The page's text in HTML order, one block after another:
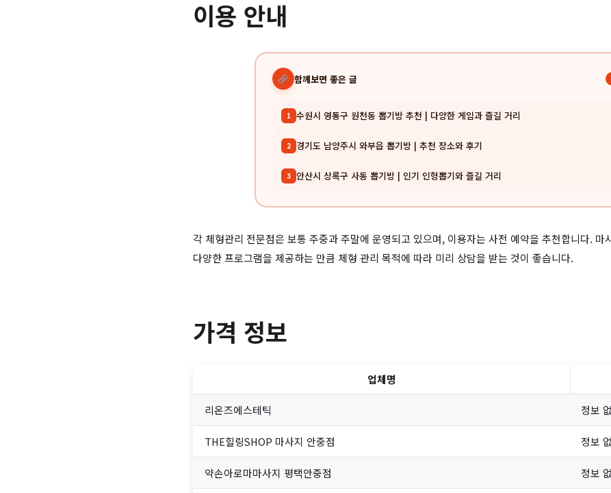
이용 안내
함께보면 좋은 글
1 수원시 영통구 원천동 뽑기방 추천 | 다양한 게임과 즐길 거리
2 경기도 남양주시 와부읍 뽑기방 | 추천 장소와 후기
3 안산시 상록구 사동 뽑기방 | 인기 인형뽑기와 즐길 거리
각 체형관리 전문점은 보통 주중과 주말에 운영되고 있으며, 이용자는 사전 예약을 추천합니다. 마
다양한 프로그램을 제공하는 만큼 체형 관리 목적에 따라 미리 상담을 받는 것이 좋습니다.
가격 정보
업체명
리온즈에스테틱 정보
THE힐링SHOP 마사지 안중점 정보
약손아로마마사지 평택안중점 정보